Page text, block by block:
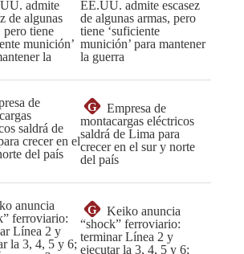
EE.UU. admite escasez
de algunas armas, pero
tiene ‘suficiente
munición’ para mantener
la guerra
G
Empresa de
montacargas eléctricos
saldrá de Lima para
crecer en el sur y norte
del país
G
Keiko anuncia
“shock” ferroviario:
terminar Línea 2 y
ejecutar la 3, 4, 5 y 6;